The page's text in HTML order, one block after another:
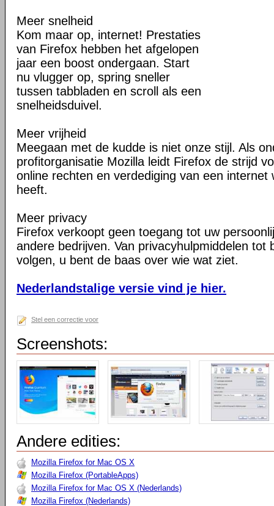
Meer snelheid
Kom maar op, internet! Prestaties
van Firefox hebben het afgelopen
jaar een boost ondergaan. Start
nu vlugger op, spring sneller
tussen tabbladen en scroll als een
snelheidsduivel.
Meer vrijheid
Meegaan met de kudde is niet onze stijl. Als
profitorganisatie Mozilla leidt Firefox de strijd
online rechten en verdediging van een internet
heeft.
Meer privacy
Firefox verkoopt geen toegang tot uw
andere bedrijven. Van privacyhulpmiddelen tot
volgen, u bent de baas over wie wat ziet.
Nederlandstalige versie vind je hier.
Stel een correctie voor
Screenshots:
Andere edities:
Mozilla Firefox for Mac OS X
Mozilla Firefox (PortableApps)
Mozilla Firefox for Mac OS X (Nederlands)
Mozilla Firefox (Nederlands)